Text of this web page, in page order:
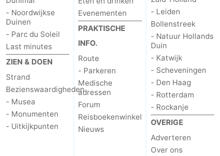
- Noordwijkse
Duinen
- Parc du Soleil
Last minutes
ZIEN & DOEN
Strand
Bezienswaardigheden
- Musea
- Monumenten
- Uitkijkpunten
Evenementen
PRAKTISCHE
INFO.
Route
- Parkeren
Medische
adressen
Forum
Reisboekenwinkel
Nieuws
- Leiden
Bollenstreek
- Natuur Hollands
Duin
- Katwijk
- Scheveningen
- Den Haag
- Rotterdam
- Rockanje
OVERIGE
Adverteren
Over ons